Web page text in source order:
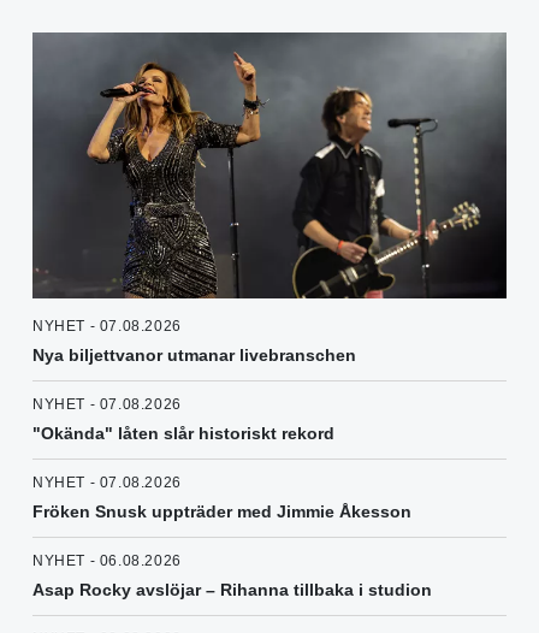
NYHET - 07.08.2026
Nya biljettvanor utmanar livebranschen
NYHET - 07.08.2026
"Okända" låten slår historiskt rekord
NYHET - 07.08.2026
Fröken Snusk uppträder med Jimmie Åkesson
NYHET - 06.08.2026
Asap Rocky avslöjar – Rihanna tillbaka i studion